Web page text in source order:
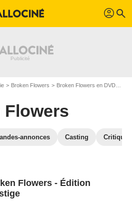
profil search
Broken Flowers Broken Flowers en DVD
Flowers
annonces Casting
Flowers - Édition